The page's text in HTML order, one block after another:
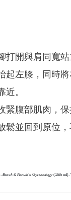
打開與肩同寬站
起左膝，同時
近。
緊腹部肌肉，保
鬆並回到原位，
Berck & Novak's Gynecology(16th ed).